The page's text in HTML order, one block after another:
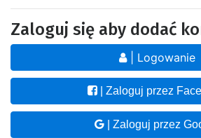
Zaloguj się aby dodać
| Logowanie
| Zaloguj przez
| Zaloguj przez